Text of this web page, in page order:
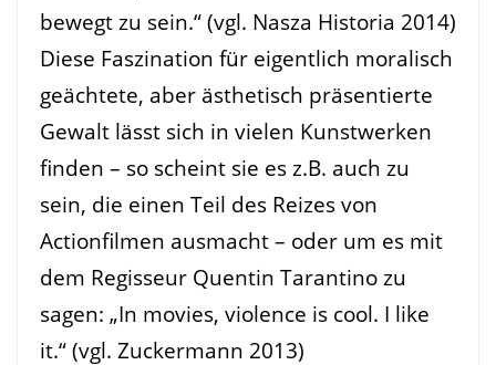
bewegt zu sein.“ (vgl. Nasza Historia 2014)
Diese Faszination für eigentlich moralisch
geächtete, aber ästhetisch präsentierte
Gewalt lässt sich in vielen Kunstwerken
finden – so scheint sie es z.B. auch zu
sein, die einen Teil des Reizes von
Actionfilmen ausmacht – oder um es mit
dem Regisseur Quentin Tarantino zu
sagen: „In movies, violence is cool. I like
it.“ (vgl. Zuckermann 2013)